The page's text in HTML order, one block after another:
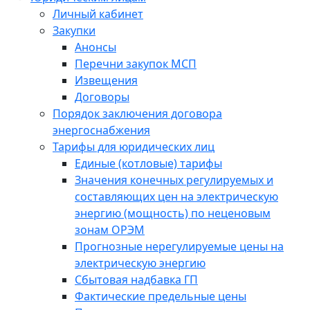
Личный кабинет
Закупки
Анонсы
Перечни закупок МСП
Извещения
Договоры
Порядок заключения договора
энергоснабжения
Тарифы для юридических лиц
Единые (котловые) тарифы
Значения конечных регулируемых и
составляющих цен на электрическую
энергию (мощность) по неценовым
зонам ОРЭМ
Прогнозные нерегулируемые цены на
электрическую энергию
Сбытовая надбавка ГП
Фактические предельные цены